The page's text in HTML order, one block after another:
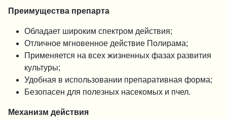
Преимущества препарта
Обладает широким спектром действия;
Отличное мгновенное действие Полирама;
Применяется на всех жизненных фазах развития
культуры;
Удобная в использовании препаративная форма;
Безопасен для полезных насекомых и пчел.
Механизм действия